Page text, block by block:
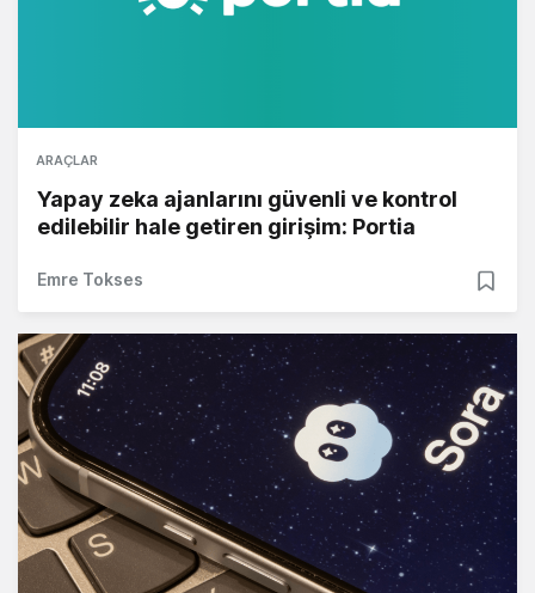
ARAÇLAR
Yapay zeka ajanlarını güvenli ve kontrol
edilebilir hale getiren girişim: Portia
Emre Tokses